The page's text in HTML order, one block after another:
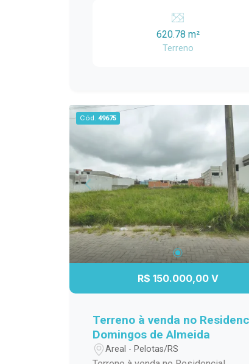
oferece mais liberdade de projeto,
ventilação e iluminação natural ? ideal
para uma casa imponente.
direito: 28,49 m Fundos: 30,42 m
Diferenciais: Lote de esquina (mais
valorizado e com maior privacidade)
Excelente posição dentro do
condomínio Possibilidade de
com acesso diferenciado Maior
aproveitamento de fachada Condomínio
de alto padrão, com segurança,
infraestrutura completa e ótima
valorização.
620.78 m²
Terreno
Cód. 49675
R$ 150.000,00 V
Terreno à venda no
Domingos de Almeida
Areal - Pelotas/RS